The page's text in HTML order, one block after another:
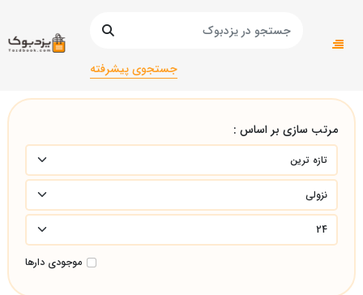
جستجوی پیشرفته
صفحه اصلی
مرتب سازی بر اساس :
موجودی دارها